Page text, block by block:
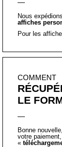
Nous
affiches
Pour les
COMMENT
LE
Bonne
votre
«